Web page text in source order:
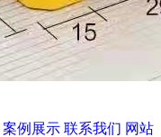
案例展示 联系我们 网站